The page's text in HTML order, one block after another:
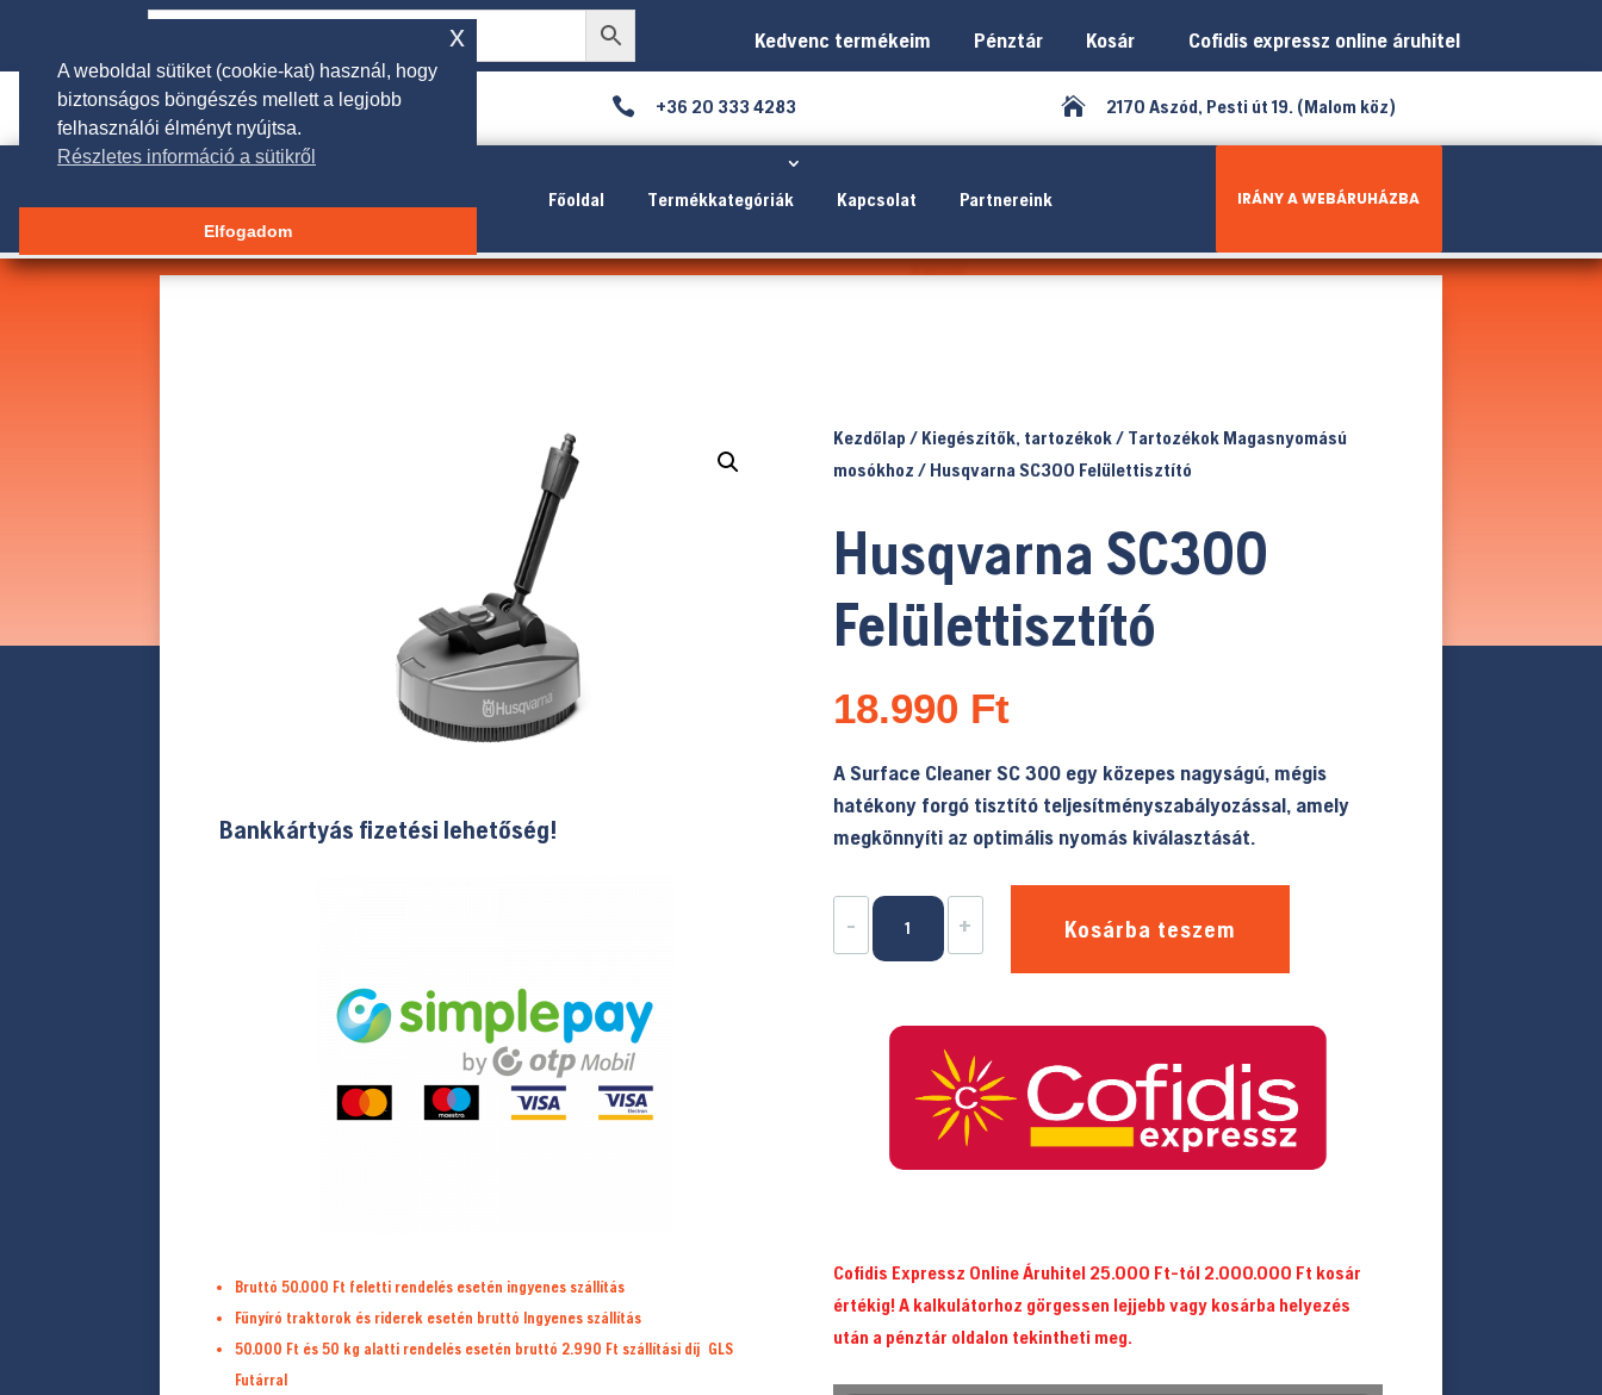
Kedvenc termékeim Pénztár Kosár Cofidis expressz online áruhitel
 rendeles@galgakertigep.hu  +36 20 333 4283  2170 Aszód, Pesti út 19. (Malom köz)
Főoldal Termékkategóriák Kapcsolat Partnereink IRÁNY A WEBÁRUHÁZBA
Bankkártyás fizetési lehetőség!
Bruttó 50.000 Ft feletti rendelés esetén ingyenes szállítás
Fűnyíró traktorok és riderek esetén bruttó Ingyenes szállítás
50.000 Ft és 50 kg alatti rendelés esetén bruttó 2.990 Ft szállítási díj GLS
Futárral
Kezdőlap / Kiegészítők, tartozékok/ Tartozékok Magasnyomású
mosókhoz / Husqvarna SC300 Felülettisztító
Husqvarna SC300
Felülettisztító
18.990 Ft
A Surface Cleaner SC 300 egy közepes nagyságú, mégis
hatékony forgó tisztító teljesítményszabályozással, amely
megkönnyíti az optimális nyomás kiválasztását.
-
Husqvarna
+ Kosárba teszem
Cofidis Expressz Online Áruhitel 25.000 Ft-tól 2.000.000 Ft kosár
értékig! A kalkulátorhoz görgessen lejjebb vagy kosárba helyezés
után a pénztár oldalon tekintheti meg.
A weboldal sütiket (cookie-kat) használ, hogy
biztonságos böngészés mellett a legjobb
felhasználói élményt nyújtsa.
Részletes információ a sütikről
Elfogadom
x